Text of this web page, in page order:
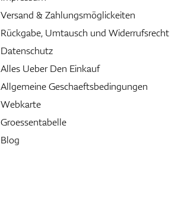
Versand & Zahlungsmöglickeiten
Rückgabe, Umtausch und Widerrufsrecht
Datenschutz
Alles Ueber Den Einkauf
Allgemeine Geschaeftsbedingungen
Webkarte
Groessentabelle
Blog